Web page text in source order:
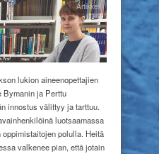
Artikkeli
lukion aineenopettajien
Bymanin ja Perttu
innostus välittyy ja tarttuu.
luotsaamassa
oppimistaitojen polulla. Heitä
valkenee pian, että jotain